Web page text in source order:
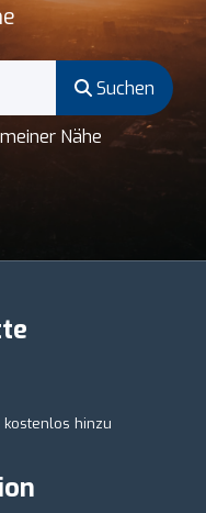
Suchen
Nähe
hinzu